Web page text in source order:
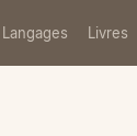
Langages Livres